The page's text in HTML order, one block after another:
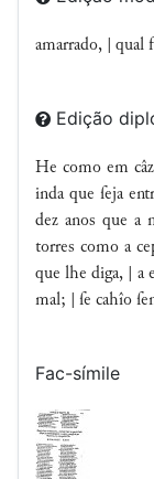
amarrado, | qual
Edição
He como em
inda que ſeja
dez anos que a
torres como a
que lhe diga, | a
mal; | ſe cahîo
Fac-símile